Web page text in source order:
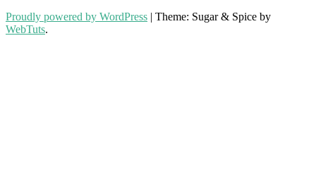
Proudly powered by WordPress | Theme: Sugar & Spice by
WebTuts.